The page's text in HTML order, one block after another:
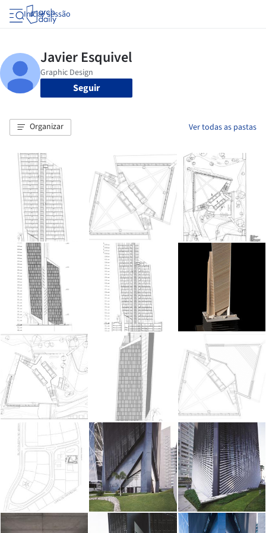
Iniciar sessão
Seguir
Organizar Ver todas as pastas